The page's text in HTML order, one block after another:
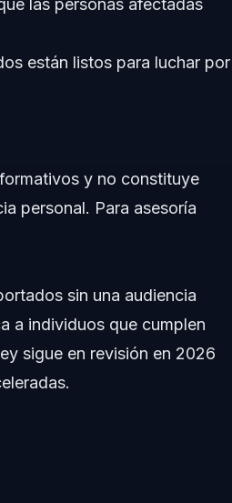
las personas afectadas
están listos para luchar por
y no constituye
personal. Para asesoría
sin una audiencia
a individuos que cumplen
sigue en revisión en 2026